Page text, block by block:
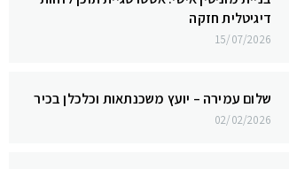
דיגיטלית חזקה
15/07/2026
שלום עמירה – יועץ משכנתאות וכלכלן בכיר
02/02/2026